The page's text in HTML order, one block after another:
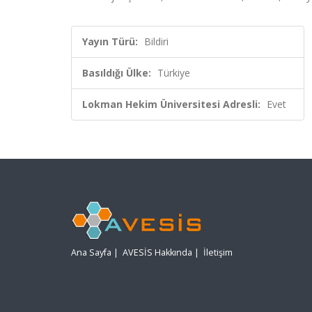
Yayın Türü: Bildiri
Basıldığı Ülke: Türkiye
Lokman Hekim Üniversitesi Adresli: Evet
Ana Sayfa | AVESİS Hakkında | İletişim